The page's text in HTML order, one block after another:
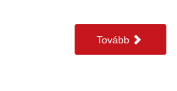
Tovább